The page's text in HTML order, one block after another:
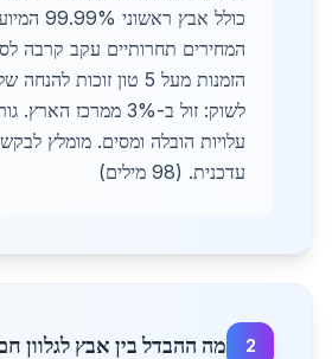
כולל אבץ
המחירים תחרותיים עקב קרבה
לשוק: זול ב-3% ממרכז
עלויות הובלה ומסים. מומלץ
עדכנית. (98 מילים)
2 מה ההבדל בין אבץ לגלוון